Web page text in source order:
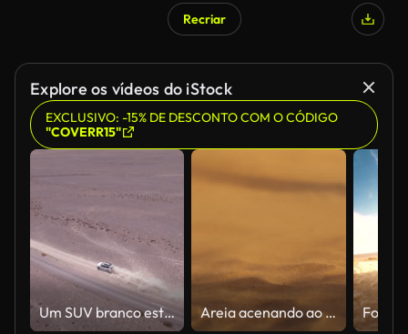
Recriar
Explore os vídeos do iStock
EXCLUSIVO: -15% DE DESCONTO COM O CÓDIGO
"COVERR15"
Um SUV branco está dirigindo rápido em uma estrada empoeirada. Zangão Areia acenando ao vento em dunas no deserto. Tiro em câmera lenta, areia soprando sobre as dunas, grãos de areia dourados acenando ao vento em um deserto